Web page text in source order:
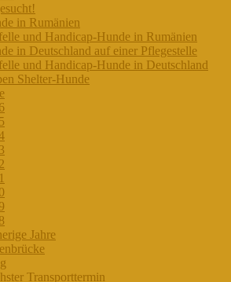
in Rumänien
und Handicap-Hunde in Rumänien
in Deutschland auf einer Pflegestelle
und Handicap-Hunde in Deutschland
Shelter-Hunde
Jahre
Transporttermin